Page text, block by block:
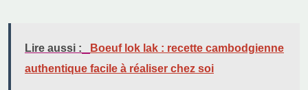
Lire aussi :
Boeuf lok lak : recette cambodgienne
authentique facile à réaliser chez soi